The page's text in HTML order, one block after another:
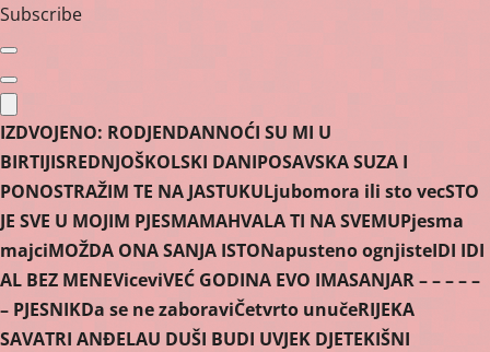
Subscribe
IZDVOJENO: RODJENDANNOĆI SU MI U
BIRTIJISREDNJOŠKOLSKI DANIPOSAVSKA SUZA I
PONOSTRAŽIM TE NA JASTUKULjubomora ili sto vecSTO
JE SVE U MOJIM PJESMAMAHVALA TI NA SVEMUPjesma
majciMOŽDA ONA SANJA ISTONapusteno ognjisteIDI IDI
AL BEZ MENEViceviVEĆ GODINA EVO IMASANJAR – – – – –
– PJESNIKDa se ne zaboraviČetvrto unučeRIJEKA
SAVATRI ANĐELAU DUŠI BUDI UVJEK DJETEKIŠNI